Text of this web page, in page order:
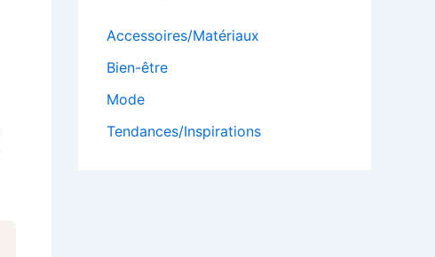
Accessoires/Matériaux
Bien-être
Mode
Tendances/Inspirations